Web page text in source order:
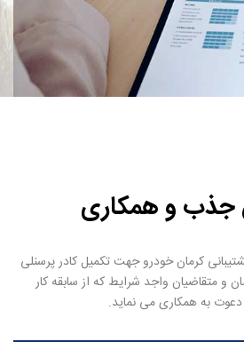
جذب و همکاری
کرمان خودرو جهت تکمیل کادر پرسنلی
و متقاضيان واجد شرايط که از سابقه کار
دعوت به همکاری می نماید.